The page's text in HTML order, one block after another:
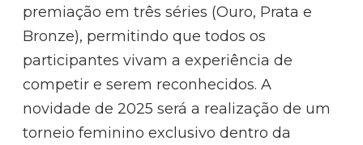
premiação em três séries (Ouro, Prata e
Bronze), permitindo que todos os
participantes vivam a experiência de
competir e serem reconhecidos. A
novidade de 2025 será a realização de um
torneio feminino exclusivo dentro da